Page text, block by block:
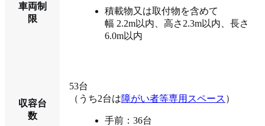
車両制
限
積載物又は取付物を含めて
幅 2.2m以内、高さ2.3m以内、長さ
6.0m以内
収容台
数
53台
（うち2台は障がい者等専用スペース ）
手前：36台